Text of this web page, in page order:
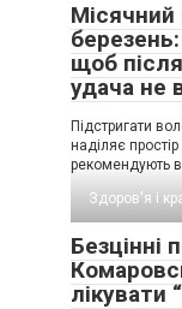
щоб
удача не
Підстригати
наділяє
рекомендують
Здоров'я і
Безцінні
лікувати